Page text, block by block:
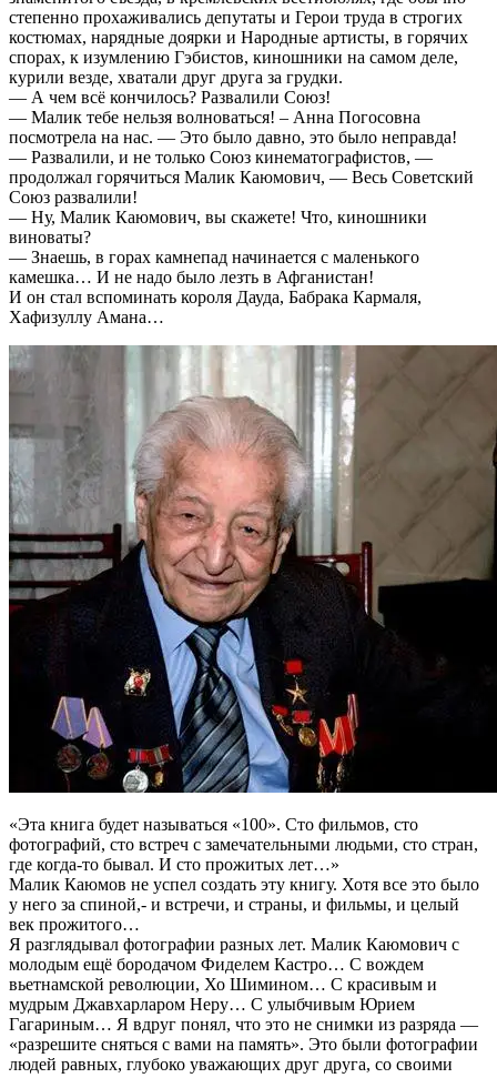
степенно прохаживались депутаты и Герои труда в строгих
костюмах, нарядные доярки и Народные артисты, в горячих
спорах, к изумлению Гэбистов, киношники на самом деле,
курили везде, хватали друг друга за грудки.
— А чем всё кончилось? Развалили Союз!
— Малик тебе нельзя волноваться! – Анна Погосовна
посмотрела на нас. — Это было давно, это было неправда!
— Развалили, и не только Союз кинематографистов, —
продолжал горячиться Малик Каюмович, — Весь Советский
Союз развалили!
— Ну, Малик Каюмович, вы скажете! Что, киношники
виноваты?
— Знаешь, в горах камнепад начинается с маленького
камешка… И не надо было лезть в Афганистан!
И он стал вспоминать короля Дауда, Бабрака Кармаля,
Хафизуллу Амана…
«Эта книга будет называться «100». Сто фильмов, сто
фотографий, сто встреч с замечательными людьми, сто стран,
где когда-то бывал. И сто прожитых лет…»
Малик Каюмов не успел создать эту книгу. Хотя все это было
у него за спиной,- и встречи, и страны, и фильмы, и целый
век прожитого…
Я разглядывал фотографии разных лет. Малик Каюмович с
молодым ещё бородачом Фиделем Кастро… С вождем
вьетнамской революции, Хо Шимином… С красивым и
мудрым Джавхарларом Неру… С улыбчивым Юрием
Гагариным… Я вдруг понял, что это не снимки из разряда —
«разрешите сняться с вами на память». Это были фотографии
людей равных, глубоко уважающих друг друга, со своими